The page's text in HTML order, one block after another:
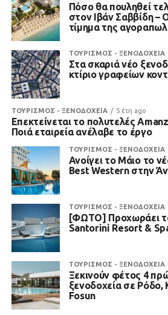
Πόσο θα πουληθεί
στον Ιβάν Σαββίδη –
τίμημα της
ΤΟΥΡΙΣΜΟΣ - ΞΕΝΟΔΟΧΕΙΑ
Στα σκαριά νέο
κτίριο γραφείων
ΤΟΥΡΙΣΜΟΣ - ΞΕΝΟΔΟΧΕΙΑ 5 έτη ago
Επεκτείνεται το πολυτελές
Ποιά εταιρεία ανέλαβε το έργο
ΤΟΥΡΙΣΜΟΣ - ΞΕΝΟΔΟΧΕΙΑ
Ανοίγει το Μάιο το
Best Western στην
ΤΟΥΡΙΣΜΟΣ - ΞΕΝΟΔΟΧΕΙΑ
[ΦΩΤΟ] Προχωράει
Santorini Resort &
ΤΟΥΡΙΣΜΟΣ - ΞΕΝΟΔΟΧΕΙΑ
Ξεκινούν φέτος 4
ξενοδοχεία σε Ρόδο,
Fosun